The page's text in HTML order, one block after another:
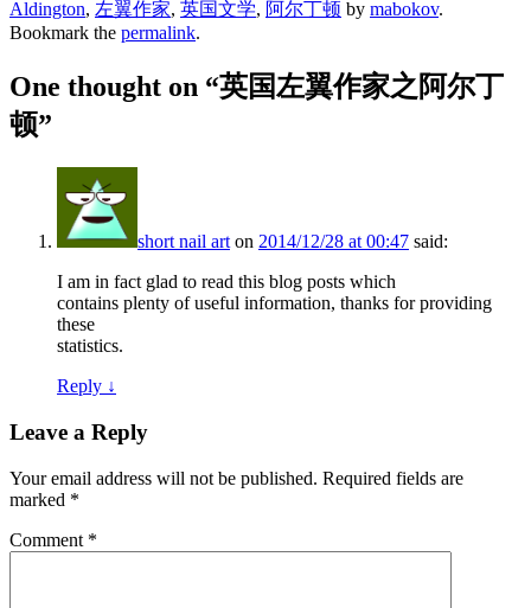
Aldington, 左翼作家, 英国文学, 阿尔丁顿 by mabokov.
Bookmark the permalink.
One thought on “英国左翼作家之阿尔丁
顿”
short nail art on 2014/12/28 at 00:47 said:
I am in fact glad to read this blog posts which
contains plenty of useful information, thanks for providing
these
statistics.
Reply ↓
Leave a Reply
Your email address will not be published. Required fields are
marked *
Comment *